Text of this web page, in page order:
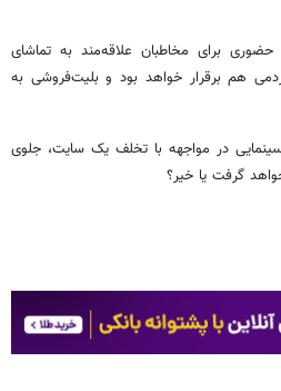
حضوری برای مخاطبان علاقه‌مند به تماشای
هم برقرار خواهد بود و بلیت‌فروشی به
سینمایی در مواجهه با تخلف یک سایت، جلوی
گرفت یا خیر؟